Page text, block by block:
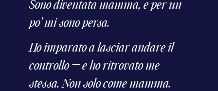
Sono diventata mamma, e per un
po’ mi sono persa.
Ho imparato a lasciar andare il
controllo — e ho ritrovato me
stessa. Non solo come mamma.